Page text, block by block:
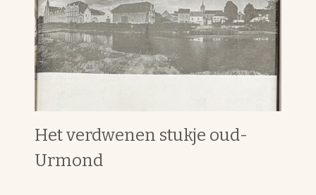
Het verdwenen stukje oud-
Urmond